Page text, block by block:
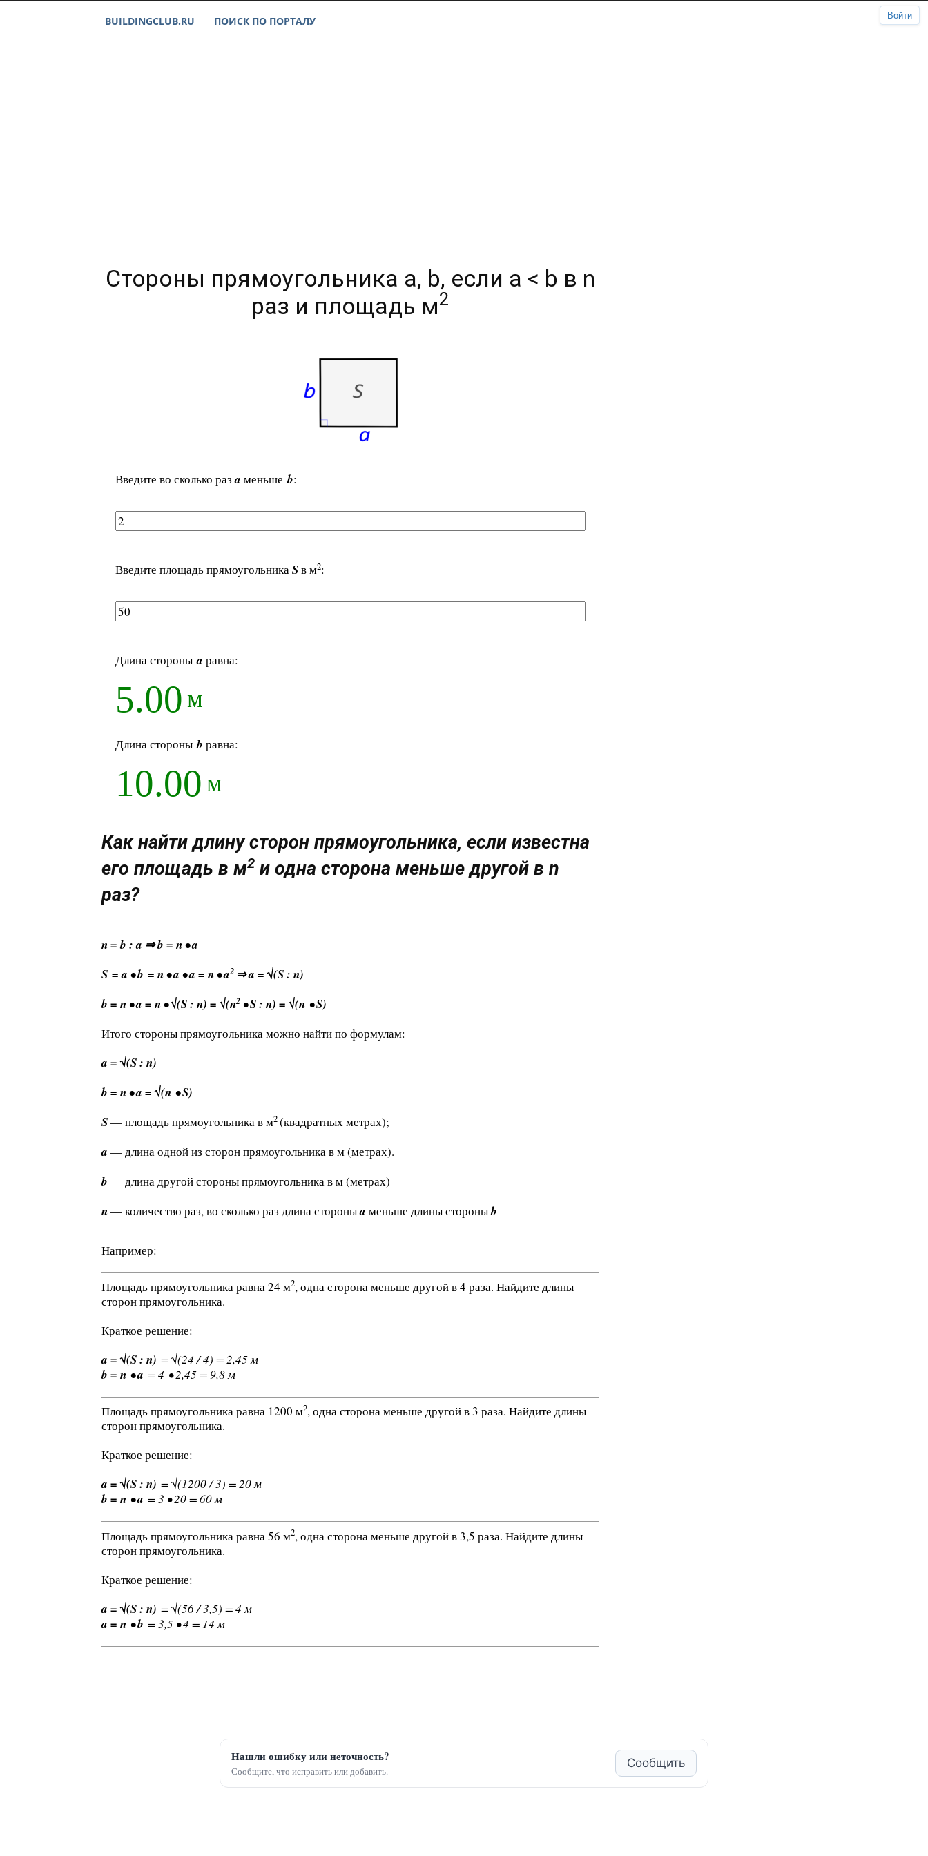
BUILDINGCLUB.RU ПОИСК ПО ПОРТАЛУ
Стороны прямоугольника a, b, если a < b в n
раз и площадь м2
Введите во сколько разa меньшеb:
Введите площадь прямоугольникаSв м2:
Длина стороныa равна:
5.00 м
Длина стороныb равна:
10.00 м
Как найти длину сторон прямоугольника, если известна
его площадь в м2 и одна сторона меньше другой в n
раз?
n = b : a ⇒ b = n • a
S = a • b = n • a • a = n • a2 ⇒ a = √(S : n)
b = n • a = n • √(S : n) = √(n2 • S : n) = √(n • S)
Итого стороны прямоугольника можно найти по формулам:
a = √(S : n)
b = n • a = √(n • S)
S— площадь прямоугольника в м2(квадратных метрах);
a — длина одной из сторон прямоугольника в м (метрах).
b — длина другой стороны прямоугольника в м (метрах)
n— количество раз, во сколько раз длина стороныa меньше длины стороныb
Например:
Площадь прямоугольника равна 24 м2, одна сторона меньше другой в 4 раза. Найдите длины
сторон прямоугольника.
Краткое решение:
a = √(S : n) = √(24 / 4) = 2,45 м
b = n • a = 4 • 2,45 = 9,8 м
Площадь прямоугольника равна 1200 м2, одна сторона меньше другой в 3 раза. Найдите длины
сторон прямоугольника.
Краткое решение:
a = √(S : n) = √(1200 / 3) = 20 м
b = n • a = 3 • 20 = 60 м
Площадь прямоугольника равна 56 м2, одна сторона меньше другой в 3,5 раза. Найдите длины
сторон прямоугольника.
Краткое решение:
a = √(S : n) = √(56 / 3,5) = 4 м
a = n • b = 3,5 • 4 = 14 м
Нашли ошибку или неточность?
Сообщите, что исправить или добавить.
Сообщить
Войти